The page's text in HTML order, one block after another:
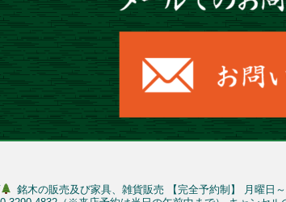
銘木の販売及び家具、雑貨販売 【完全予約制】 月曜日